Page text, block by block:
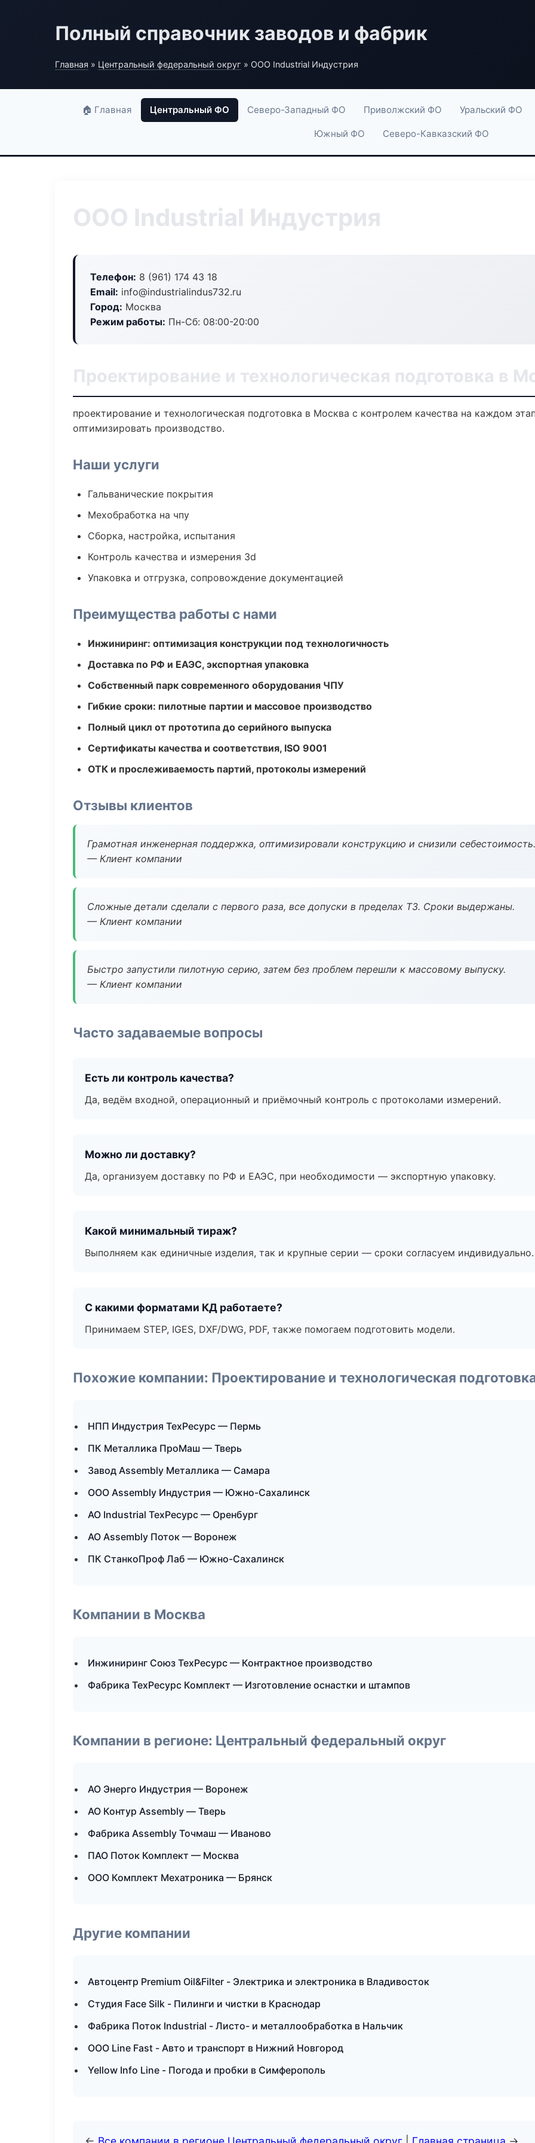
Полный справочник заводов и фабрик
Главная » Центральный федеральный округ » ООО Industrial Индустрия
🏠 Главная Центральный ФО Северо-Западный ФО Приволжский ФО Уральский ФО
Южный ФО Северо-Кавказский ФО
ООО Industrial Индустрия
Телефон: 8 (961) 174 43 18
Email: info@industrialindus732.ru
Город: Москва
Режим работы: Пн-Сб: 08:00-20:00
Проектирование и технологическая подготовка в
проектирование и технологическая подготовка в Москва с контролем качества на каждом
оптимизировать производство.
Наши услуги
Гальванические покрытия
Мехобработка на чпу
Сборка, настройка, испытания
Контроль качества и измерения 3d
Упаковка и отгрузка, сопровождение документацией
Преимущества работы с нами
Инжиниринг: оптимизация конструкции под технологичность
Доставка по РФ и ЕАЭС, экспортная упаковка
Собственный парк современного оборудования ЧПУ
Гибкие сроки: пилотные партии и массовое производство
Полный цикл от прототипа до серийного выпуска
Сертификаты качества и соответствия, ISO 9001
ОТК и прослеживаемость партий, протоколы измерений
Отзывы клиентов
Грамотная инженерная поддержка, оптимизировали конструкцию и снизили себестоимость.
— Клиент компании
Сложные детали сделали с первого раза, все допуски в пределах ТЗ. Сроки выдержаны.
— Клиент компании
Быстро запустили пилотную серию, затем без проблем перешли к массовому выпуску.
— Клиент компании
Часто задаваемые вопросы
Есть ли контроль качества?
Да, ведём входной, операционный и приёмочный контроль с протоколами измерений.
Можно ли доставку?
Да, организуем доставку по РФ и ЕАЭС, при необходимости — экспортную упаковку.
Какой минимальный тираж?
Выполняем как единичные изделия, так и крупные серии — сроки согласуем индивидуально.
С какими форматами КД работаете?
Принимаем STEP, IGES, DXF/DWG, PDF, также помогаем подготовить модели.
Похожие компании: Проектирование и технологическая
НПП Индустрия ТехРесурс — Пермь
ПК Металлика ПроМаш — Тверь
Завод Assembly Металлика — Самара
ООО Assembly Индустрия — Южно-Сахалинск
АО Industrial ТехРесурс — Оренбург
АО Assembly Поток — Воронеж
ПК СтанкоПроф Лаб — Южно-Сахалинск
Компании в Москва
Инжиниринг Союз ТехРесурс — Контрактное производство
Фабрика ТехРесурс Комплект — Изготовление оснастки и штампов
Компании в регионе: Центральный федеральный округ
АО Энерго Индустрия — Воронеж
АО Контур Assembly — Тверь
Фабрика Assembly Точмаш — Иваново
ПАО Поток Комплект — Москва
ООО Комплект Мехатроника — Брянск
Другие компании
Автоцентр Premium Oil&Filter - Электрика и электроника в Владивосток
Студия Face Silk - Пилинги и чистки в Краснодар
Фабрика Поток Industrial - Листо- и металлообработка в Нальчик
ООО Line Fast - Авто и транспорт в Нижний Новгород
Yellow Info Line - Погода и пробки в Симферополь